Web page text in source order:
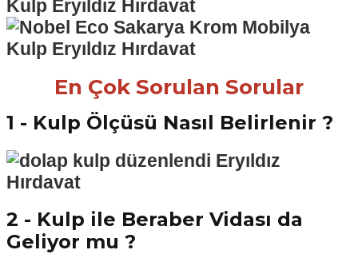
En Çok Sorulan Sorular
1 - Kulp Ölçüsü Nasıl Belirlenir ?
2 - Kulp ile Beraber Vidası da
Geliyor mu ?